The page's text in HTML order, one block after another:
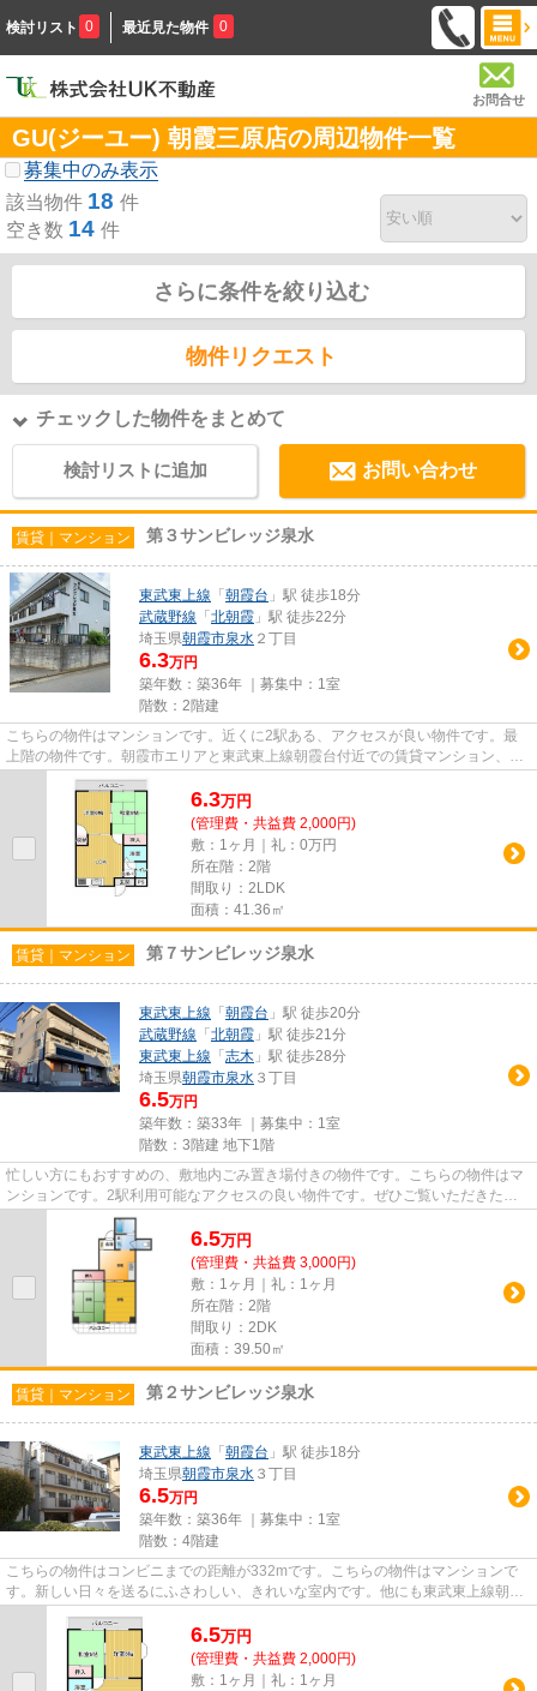
検討リスト 0 最近見た物件 0
お問合せ
GU(ジーユー) 朝霞三原店の周辺物件一覧
募集中のみ表示
該当物件 18 件
空き数 14 件
さらに条件を絞り込む
物件リクエスト
チェックした物件をまとめて
検討リストに追加 お問い合わせ
賃貸｜マンション 第３サンビレッジ泉水
東武東上線 「 朝霞台 」駅 徒歩18分
武蔵野線 「 北朝霞 」駅 徒歩22分
埼玉県朝霞市泉水 ２丁目
6.3万円
築年数：築36年 ｜募集中： 1室
階数：2階建
こちらの物件はマンションです。近くに2駅ある、アクセスが良い物件です。最
上階の物件です。朝霞市エリアと東武東上線朝霞台付近での賃貸マンション、賃
貸アパートをお探しの方はぜひ...
6.3万円
(管理費・共益費 2,000円)
敷：1ヶ月｜礼：0万円
所在階：2階
間取り：2LDK
面積：41.36㎡
賃貸｜マンション 第７サンビレッジ泉水
東武東上線 「 朝霞台 」駅 徒歩20分
武蔵野線 「 北朝霞 」駅 徒歩21分
東武東上線 「 志木 」駅 徒歩28分
埼玉県朝霞市泉水 ３丁目
6.5万円
築年数：築33年 ｜募集中： 1室
階数：3階建 地下1階
忙しい方にもおすすめの、敷地内ごみ置き場付きの物件です。こちらの物件はマ
ンションです。2駅利用可能なアクセスの良い物件です。ぜひご覧いただきたい
賃貸物件です。当社スタッフが...
6.5万円
(管理費・共益費 3,000円)
敷：1ヶ月｜礼：1ヶ月
所在階：2階
間取り：2DK
面積：39.50㎡
賃貸｜マンション 第２サンビレッジ泉水
東武東上線 「 朝霞台 」駅 徒歩18分
埼玉県朝霞市泉水 ３丁目
6.5万円
築年数：築36年 ｜募集中： 1室
階数：4階建
こちらの物件はコンビニまでの距離が332mです。こちらの物件はマンションで
す。新しい日々を送るにふさわしい、きれいな室内です。他にも東武東上線朝霞
6.5万円
(管理費・共益費 2,000円)
敷：1ヶ月｜礼：1ヶ月